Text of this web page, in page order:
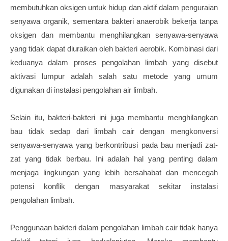
membutuhkan oksigen untuk hidup dan aktif dalam penguraian
senyawa organik, sementara bakteri anaerobik bekerja tanpa
oksigen dan membantu menghilangkan senyawa-senyawa
yang tidak dapat diuraikan oleh bakteri aerobik. Kombinasi dari
keduanya dalam proses pengolahan limbah yang disebut
aktivasi lumpur adalah salah satu metode yang umum
digunakan di instalasi pengolahan air limbah.
Selain itu, bakteri-bakteri ini juga membantu menghilangkan
bau tidak sedap dari limbah cair dengan mengkonversi
senyawa-senyawa yang berkontribusi pada bau menjadi zat-
zat yang tidak berbau. Ini adalah hal yang penting dalam
menjaga lingkungan yang lebih bersahabat dan mencegah
potensi konflik dengan masyarakat sekitar instalasi
pengolahan limbah.
Penggunaan bakteri dalam pengolahan limbah cair tidak hanya